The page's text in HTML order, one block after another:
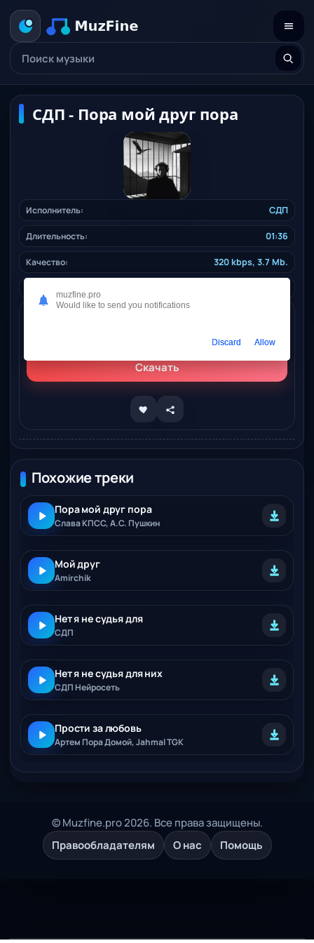
СДП - Пора мой друг пора
Исполнитель: СДП
Длительность: 01:36
Качество: 320 kbps, 3.7 Mb.
Скачать
Похожие треки
Пора мой друг пора
Слава КПСС, А.С. Пушкин
Мой друг
Amirchik
Нет я не судья для
СДП
Нет я не судья для них
СДП Нейросеть
Прости за любовь
Артем Пора Домой, Jahmal TGK
© Muzfine.pro 2026. Все права защищены.
Правообладателям
О нас Помощь
muzfine.pro
Would like to send you notifications
Discard Allow